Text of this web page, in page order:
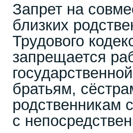
Запрет на
близких
Трудового
запрещается
братьям,
родственникам
с